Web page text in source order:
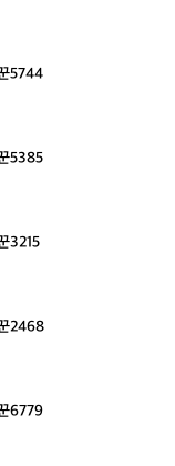
5744
5385
3215
2468
6779